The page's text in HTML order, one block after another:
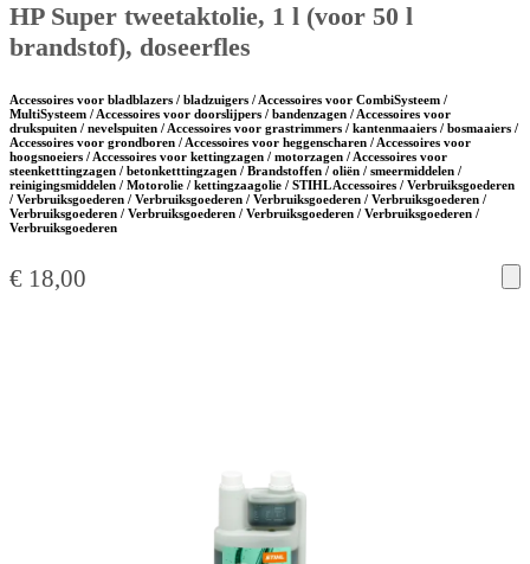
HP Super tweetaktolie, 1 l (voor 50 l
brandstof), doseerfles
Accessoires voor bladblazers / bladzuigers / Accessoires voor CombiSysteem /
MultiSysteem / Accessoires voor doorslijpers / bandenzagen / Accessoires voor
drukspuiten / nevelspuiten / Accessoires voor grastrimmers / kantenmaaiers / bosmaaiers /
Accessoires voor grondboren / Accessoires voor heggenscharen / Accessoires voor
hoogsnoeiers / Accessoires voor kettingzagen / motorzagen / Accessoires voor
steenketttingzagen / betonketttingzagen / Brandstoffen / oliën / smeermiddelen /
reinigingsmiddelen / Motorolie / kettingzaagolie / STIHL Accessoires / Verbruiksgoederen
/ Verbruiksgoederen / Verbruiksgoederen / Verbruiksgoederen / Verbruiksgoederen /
Verbruiksgoederen / Verbruiksgoederen / Verbruiksgoederen / Verbruiksgoederen /
Verbruiksgoederen
€ 18,00